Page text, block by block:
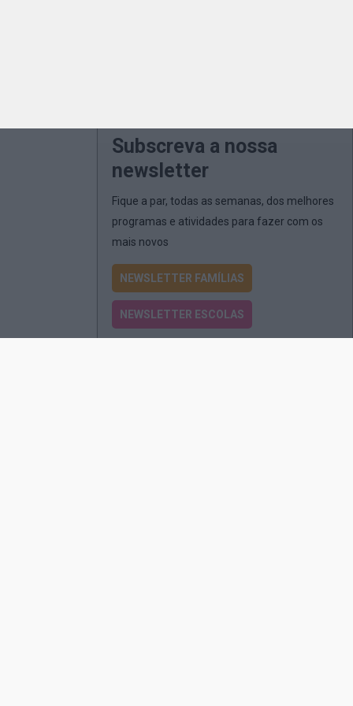
Subscreva a nossa
newsletter
Fique a par, todas as semanas, dos melhores
programas e atividades para fazer com os
mais novos
NEWSLETTER FAMÍLIAS
NEWSLETTER ESCOLAS